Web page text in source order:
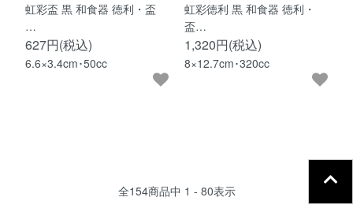
虹彩盃 黒 和食器 徳利・盃
…
627円(税込)
6.6×3.4cm･50cc
虹彩徳利 黒 和食器 徳利・
盃…
1,320円(税込)
8×12.7cm･320cc
全154商品中 1 - 80表示